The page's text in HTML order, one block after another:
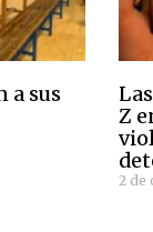
a sus
Z
2 de